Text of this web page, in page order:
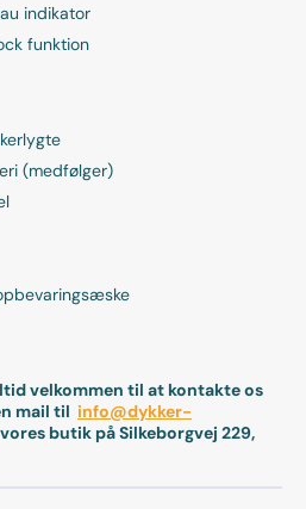
indikator
funktion
(medfølger)
velkommen til at kontakte os
mail til info@dykker-
butik på Silkeborgvej 229,